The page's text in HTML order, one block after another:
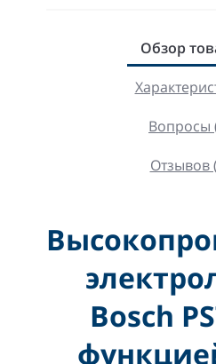
Обзор
Вопросы
Отзывов
Bosch